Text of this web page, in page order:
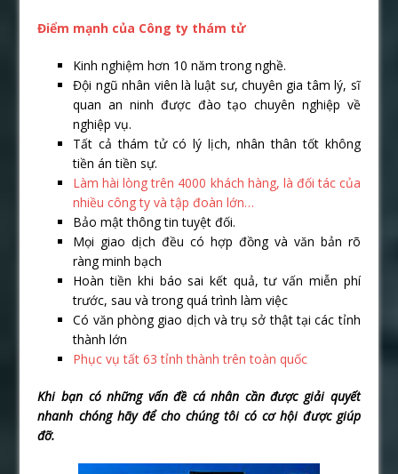
Điểm mạnh của Công ty thám tử
Kinh nghiệm hơn 10 năm trong nghề.
Đội ngũ nhân viên là luật sư, chuyên gia tâm lý, sĩ
quan an ninh được đào tạo chuyên nghiệp về
nghiệp vụ.
Tất cả thám tử có lý lịch, nhân thân tốt không
tiền án tiền sự.
Làm hài lòng trên 4000 khách hàng, là đối tác của
nhiều công ty và tập đoàn lớn…
Bảo mật thông tin tuyệt đối.
Mọi giao dịch đều có hợp đồng và văn bản rõ
ràng minh bạch
Hoàn tiền khi báo sai kết quả, tư vấn miễn phí
trước, sau và trong quá trình làm việc
Có văn phòng giao dịch và trụ sở thật tại các tỉnh
thành lớn
Phục vụ tất 63 tỉnh thành trên toàn quốc
Khi bạn có những vấn đề cá nhân cần được giải quyết
nhanh chóng hãy đểcho chúng tôi có cơhội được giúp
đỡ.